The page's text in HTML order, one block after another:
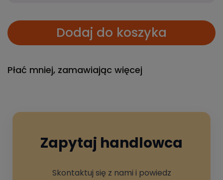
Dodaj do koszyka
Płać mniej, zamawiając więcej
Zapytaj handlowca
Skontaktuj się z nami i powiedz